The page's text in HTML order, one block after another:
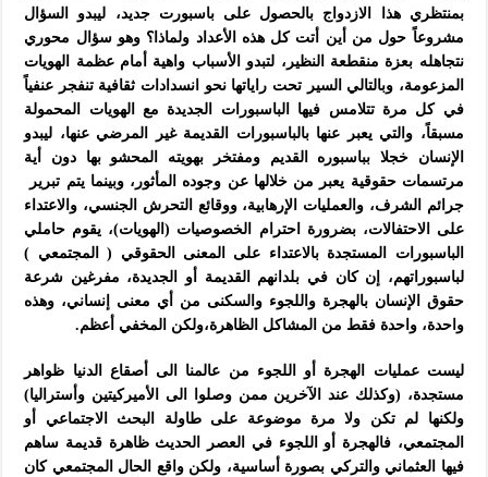
بمنتظري هذا الازدواج بالحصول على باسبورت جديد، ليبدو السؤال
مشروعاً حول من أين أتت كل هذه الأعداد ولماذا؟ وهو سؤال محوري
نتجاهله بعزة منقطعة النظير، لتبدو الأسباب واهية أمام عظمة الهويات
المزعومة، وبالتالي السير تحت راياتها نحو انسدادات ثقافية تنفجر عنفياً
في كل مرة تتلامس فيها الباسبورات الجديدة مع الهويات المحمولة
مسبقاً، والتي يعبر عنها بالباسبورات القديمة غير المرضي عنها، ليبدو
الإنسان خجلا بباسبوره القديم ومفتخر بهويته المحشو بها دون أية
مرتسمات حقوقية يعبر من خلالها عن وجوده المأثور، وبينما يتم تبرير
جرائم الشرف، والعمليات الإرهابية، ووقائع التحرش الجنسي، والاعتداء
على الاحتفالات، بضرورة احترام الخصوصيات (الهويات)، يقوم حاملي
الباسبورات المستجدة بالاعتداء على المعنى الحقوقي ( المجتمعي )
لباسبوراتهم، إن كان في بلدانهم القديمة أو الجديدة، مفرغين شرعة
حقوق الإنسان بالهجرة واللجوء والسكنى من أي معنى إنساني، وهذه
واحدة، واحدة فقط من المشاكل الظاهرة،ولكن المخفي أعظم.
ليست عمليات الهجرة أو اللجوء من عالمنا الى أصقاع الدنيا ظواهر
مستجدة، (وكذلك عند الآخرين ممن وصلوا الى الأميركيتين وأستراليا)
ولكنها لم تكن ولا مرة موضوعة على طاولة البحث الاجتماعي أو
المجتمعي، فالهجرة أو اللجوء في العصر الحديث ظاهرة قديمة ساهم
فيها العثماني والتركي بصورة أساسية، ولكن واقع الحال المجتمعي كان